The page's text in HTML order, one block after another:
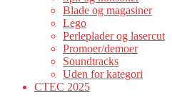
Blade og magasiner
Lego
Perleplader og lasercut
Promoer/demoer
Soundtracks
Uden for kategori
CTEC 2025